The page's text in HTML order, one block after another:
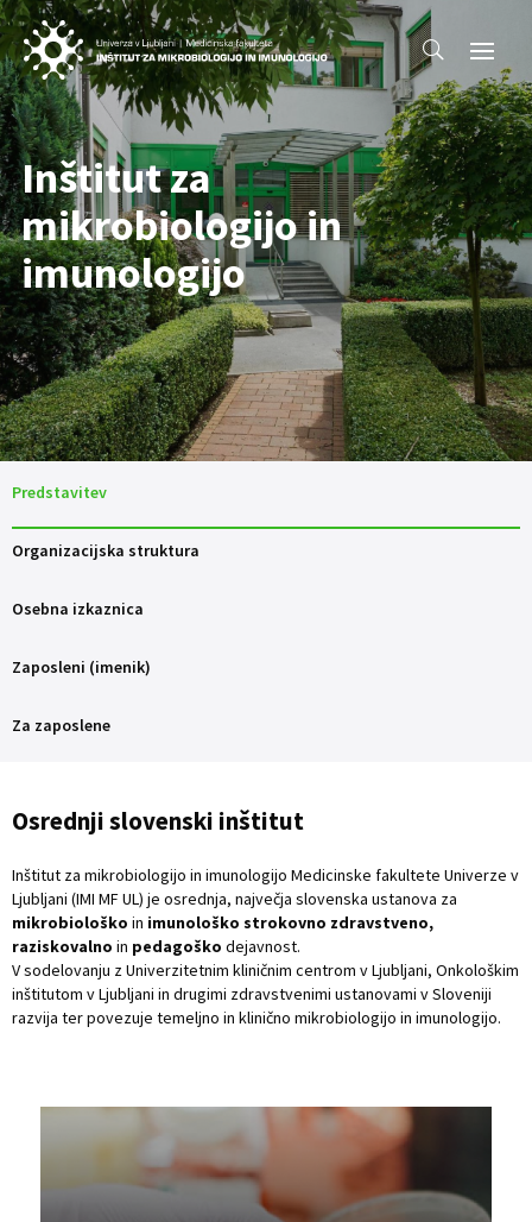
Inštitut za
mikrobiologijo in
imunologijo
Predstavitev
Organizacijska struktura
Osebna izkaznica
Zaposleni (imenik)
Za zaposlene
Osrednji slovenski inštitut
Inštitut za mikrobiologijo in imunologijo Medicinske fakultete Univerze v
Ljubljani (IMI MF UL) je osrednja, največja slovenska ustanova za
mikrobiološko in imunološko strokovno zdravstveno,
raziskovalno in pedagoško dejavnost.
V sodelovanju z Univerzitetnim kliničnim centrom v Ljubljani, Onkološkim
inštitutom v Ljubljani in drugimi zdravstvenimi ustanovami v Sloveniji
razvija ter povezuje temeljno in klinično mikrobiologijo in imunologijo.